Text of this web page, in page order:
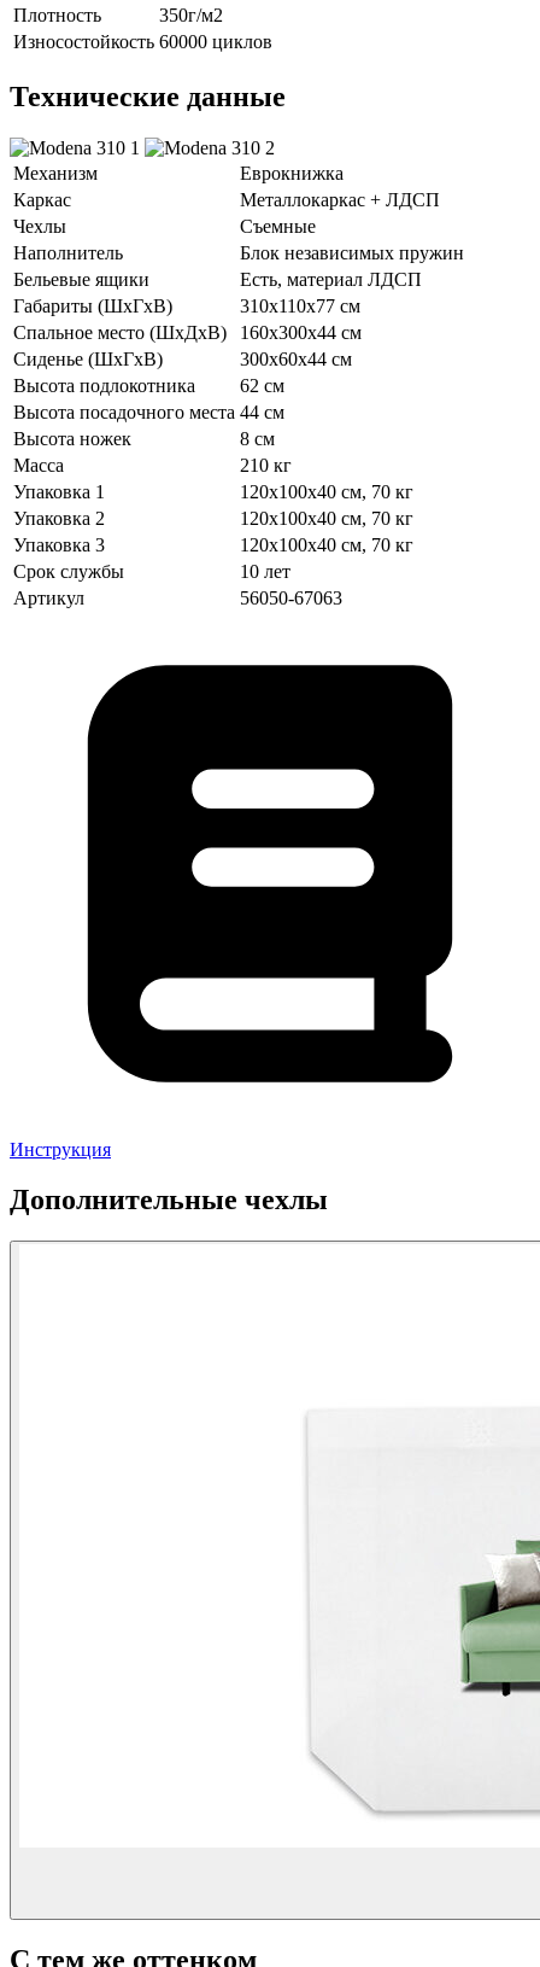
Плотность
350г/м2
Износостойкость 60000 циклов
Технические данные
Механизм
Еврокнижка
Каркас
Металлокаркас + ЛДСП
Чехлы
Съемные
Наполнитель
Блок независимых пружин
Бельевые ящики
Есть, материал ЛДСП
Габариты (ШхГхВ)
310х110х77 см
Спальное место (ШхДхВ)
160х300х44 см
Сиденье (ШхГхВ)
300х60х44 см
Высота подлокотника
62 см
Высота посадочного места 44 см
Высота ножек
8 см
Масса
210 кг
Упаковка 1
120х100х40 см, 70 кг
Упаковка 2
120х100х40 см, 70 кг
Упаковка 3
120х100х40 см, 70 кг
Срок службы
10 лет
Артикул
56050-67063
Инструкция
Дополнительные чехлы
С тем же оттенком